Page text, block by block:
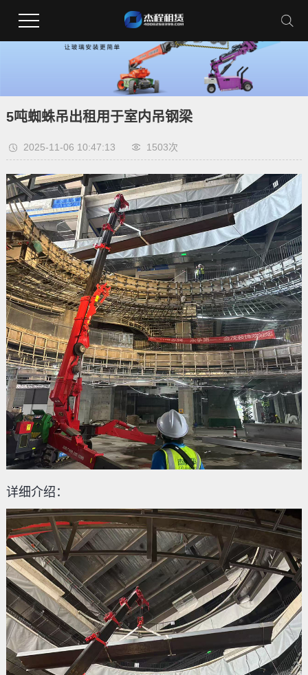
5吨蜘蛛吊出租用于室内吊钢梁
2025-11-06 10:47:13 1503次
详细介绍：